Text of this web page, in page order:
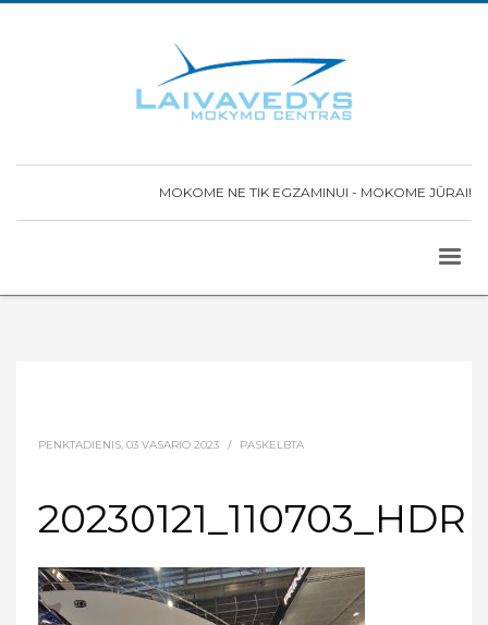
MOKOME NE TIK EGZAMINUI - MOKOME JŪRAI!
PENKTADIENIS, 03 VASARIO 2023 / PASKELBTA
20230121_110703_HDR